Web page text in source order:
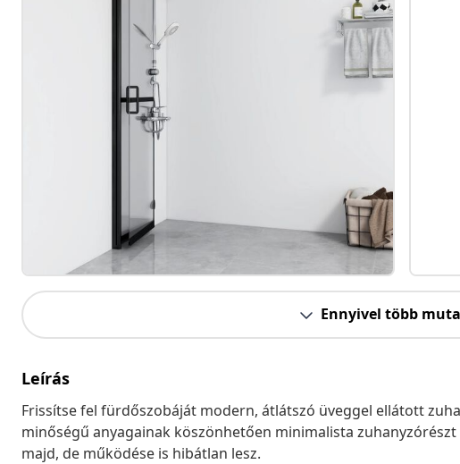
Ennyivel több
Leírás
Frissítse fel fürdőszobáját modern, átlátszó üveggel ellátott
minőségű anyagainak köszönhetően minimalista
majd, de működése is hibátlan lesz.